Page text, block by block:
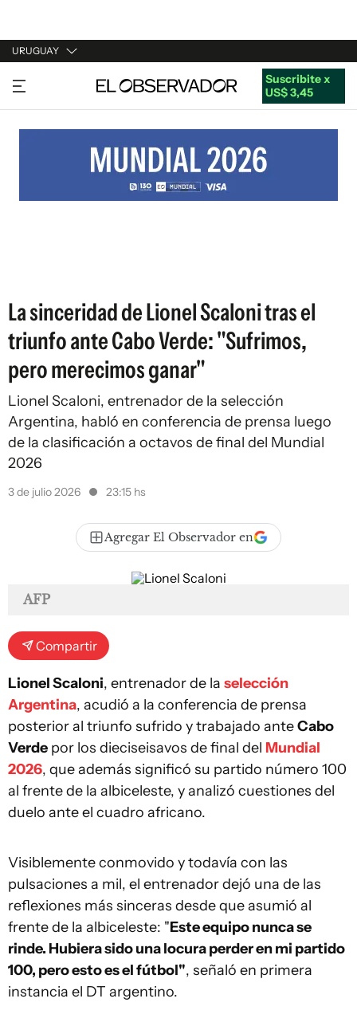
URUGUAY
URUGUAY
ARGENTINA
ESTADOS UNIDOS
Suscribite x
US$ 3,45
La sinceridad de Lionel Scaloni tras el
triunfo ante Cabo Verde: "Sufrimos,
pero merecimos ganar"
Lionel Scaloni, entrenador de la selección
Argentina, habló en conferencia de prensa luego
de la clasificación a octavos de final del Mundial
2026
3 de julio 2026 23:15 hs
Agregar El Observador en
AFP
Compartir
Lionel Scaloni, entrenador de la selección
Argentina, acudió a la conferencia de prensa
posterior al triunfo sufrido y trabajado anteCabo
Verde por los dieciseisavos de final del Mundial
2026, que además significó su partido número 100
al frente de la albiceleste, y analizó cuestiones del
duelo ante el cuadro africano.
Visiblemente conmovido y todavía con las
pulsaciones a mil, el entrenador dejó una de las
reflexiones más sinceras desde que asumió al
frente de la albiceleste: "Este equipo nunca se
rinde. Hubiera sido una locura perder en mi partido
100, pero esto es el fútbol", señaló en primera
instancia el DT argentino.